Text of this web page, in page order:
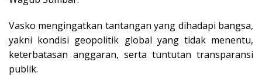
Vasko mengingatkan tantangan yang dihadapi bangsa,
yakni kondisi geopolitik global yang tidak menentu,
keterbatasan anggaran, serta tuntutan transparansi
publik.